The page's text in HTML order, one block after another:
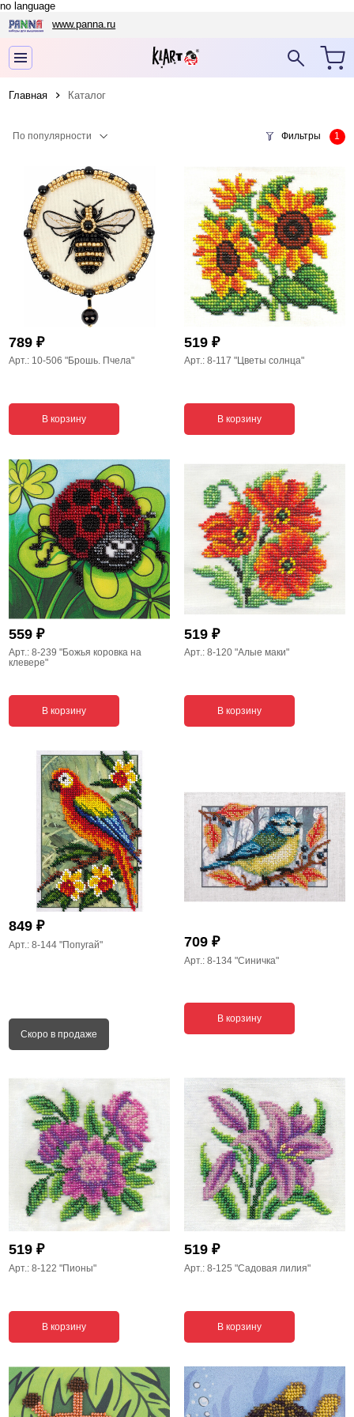
no language
www.panna.ru
Главная Каталог
По популярности Фильтры
789₽
Арт.: 10-506"Брошь. Пчела"
В корзину
519 ₽
Арт.: 8-117 "Цветы солнца"
В корзину
559₽
Арт.: 8-239"Божья коровка на
клевере"
В корзину
519 ₽
Арт.: 8-120 "Алые маки"
В корзину
849₽
Арт.: 8-144"Попугай"
Скоро в продаже
709 ₽
Арт.: 8-134 "Синичка"
В корзину
519₽
Арт.: 8-122"Пионы"
В корзину
519 ₽
Арт.: 8-125 "Садовая лилия"
В корзину